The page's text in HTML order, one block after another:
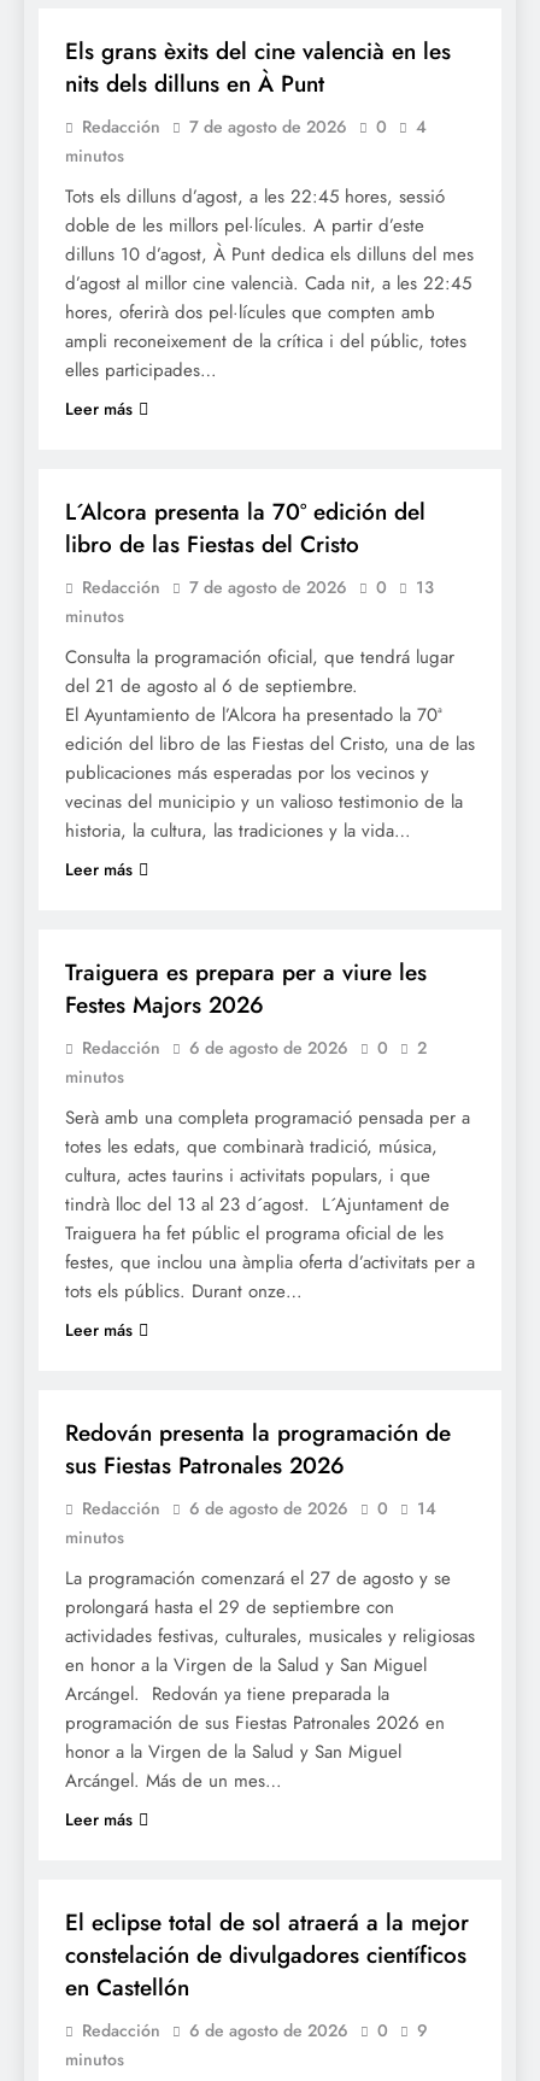
Els grans èxits del cine valencià en les
nits dels dilluns en À Punt
Redacción 7 de agosto de 2026 0
4
minutos
Tots els dilluns d’agost, a les 22:45 hores, sessió
doble de les millors pel·lícules. A partir d’este
dilluns 10 d’agost, À Punt dedica els dilluns del mes
d’agost al millor cine valencià. Cada nit, a les 22:45
hores, oferirà dos pel·lícules que compten amb
ampli reconeixement de la crítica i del públic, totes
elles participades…
Leer más
L´Alcora presenta la 70º edición del
libro de las Fiestas del Cristo
Redacción 7 de agosto de 2026 0
13
minutos
Consulta la programación oficial, que tendrá lugar
del 21 de agosto al 6 de septiembre.
El Ayuntamiento de l’Alcora ha presentado la 70ª
edición del libro de las Fiestas del Cristo, una de las
publicaciones más esperadas por los vecinos y
vecinas del municipio y un valioso testimonio de la
historia, la cultura, las tradiciones y la vida…
Leer más
Traiguera es prepara per a viure les
Festes Majors 2026
Redacción 6 de agosto de 2026 0
2
minutos
Serà amb una completa programació pensada per a
totes les edats, que combinarà tradició, música,
cultura, actes taurins i activitats populars, i que
tindrà lloc del 13 al 23 d´agost. L´Ajuntament de
Traiguera ha fet públic el programa oficial de les
festes, que inclou una àmplia oferta d’activitats per a
tots els públics. Durant onze…
Leer más
Redován presenta la programación de
sus Fiestas Patronales 2026
Redacción 6 de agosto de 2026 0
14
minutos
La programación comenzará el 27 de agosto y se
prolongará hasta el 29 de septiembre con
actividades festivas, culturales, musicales y religiosas
en honor a la Virgen de la Salud y San Miguel
Arcángel. Redován ya tiene preparada la
programación de sus Fiestas Patronales 2026 en
honor a la Virgen de la Salud y San Miguel
Arcángel. Más de un mes…
Leer más
El eclipse total de sol atraerá a la mejor
constelación de divulgadores científicos
en Castellón
Redacción 6 de agosto de 2026 0
9
minutos